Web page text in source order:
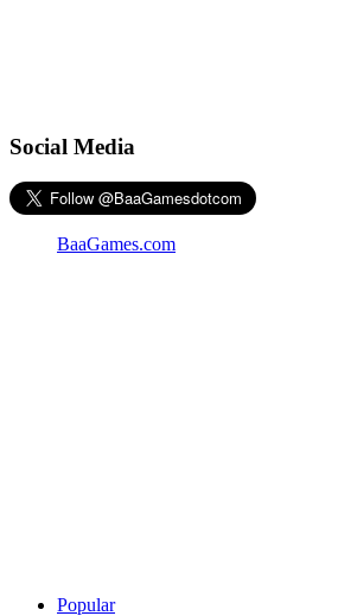
Social Media
BaaGames.com
Popular